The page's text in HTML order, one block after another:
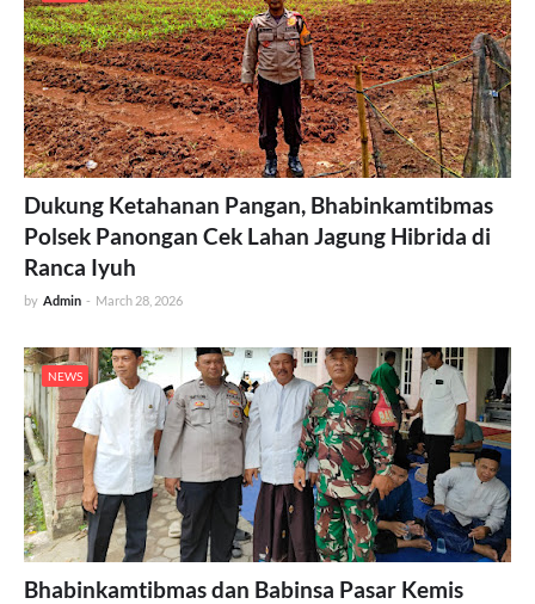
Dukung Ketahanan Pangan, Bhabinkamtibmas
Polsek Panongan Cek Lahan Jagung Hibrida di
Ranca Iyuh
by Admin - March 28, 2026
NEWS
Bhabinkamtibmas dan Babinsa Pasar Kemis